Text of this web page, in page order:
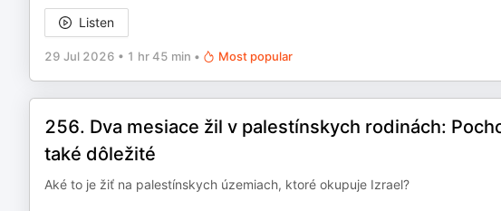
Listen
29 Jul 2026 • 1 hr 45 min • Most popular
256. Dva mesiace žil v palestínskych rodinách:
také dôležité
Aké to je žiť na palestínskych územiach, ktoré okupuje Izrael?